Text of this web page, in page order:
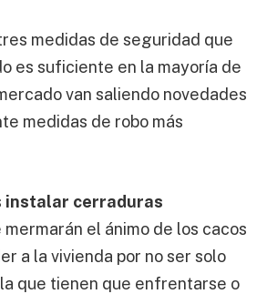
medidas de seguridad que
es suficiente en la mayoría de
van saliendo novedades
medidas de robo más
instalar cerraduras
mermarán el ánimo de los cacos
a la vivienda por no ser solo
que tienen que enfrentarse o